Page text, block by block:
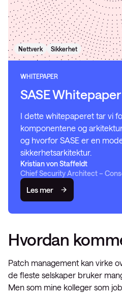
Nettverk Sikkerhet
WHITEPAPER
SASE Whitepaper
I dette whitepaperet tar vi
komponentene og
og hvorfor SASE er en
sikkerhetsarkitektur.
Kristian von Staffeldt
Chief Security Architect –
Les mer
Hvordan
Patch management kan virke
de fleste selskaper bruker
Men som mine kolleger som